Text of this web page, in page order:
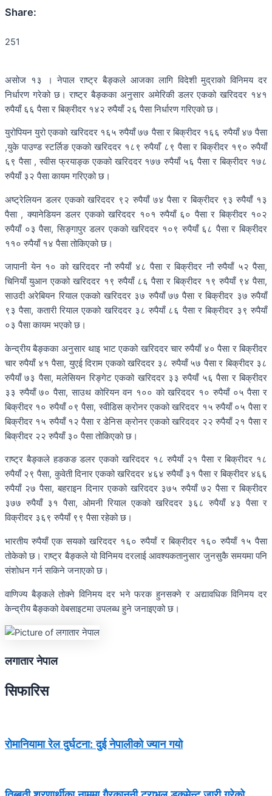
Share:
251
असोज १३ । नेपाल राष्ट्र बैङ्कले आजका लागि विदेशी मुद्राको विनिमय दर
निर्धारण गरेको छ। राष्ट्र बैङ्कका अनुसार अमेरिकी डलर एकको खरिददर १४१
रुपैयाँ ६६ पैसा र बिक्रीदर १४२ रुपैयाँ २६ पैसा निर्धारण गरिएको छ।
युरोपियन युरो एकको खरिददर १६५ रुपैयाँ ७७ पैसा र बिक्रीदर १६६ रुपैयाँ ४७ पैसा
,युके पाउण्ड स्टर्लिङ एकको खरिददर १८९ रुपैयाँ ८९ पैसा र बिक्रीदर १९० रुपैयाँ
६९ पैसा , स्वीस फ्रयाङ्क एकको खरिददर १७७ रुपैयाँ ५६ पैसा र बिक्रीदर १७८
रुपैयाँ ३२ पैसा कायम गरिएको छ।
अष्ट्रेलियन डलर एकको खरिददर ९२ रुपैयाँ ७४ पैसा र बिक्रीदर ९३ रुपैयाँ १३
पैसा , क्यानेडियन डलर एकको खरिददर १०१ रुपैयाँ ६० पैसा र बिक्रीदर १०२
रुपैयाँ ०३ पैसा, सिङ्गापुर डलर एकको खरिददर १०९ रुपैयाँ ६८ पैसा र बिक्रीदर
११० रुपैयाँ १४ पैसा तोकिएको छ।
जापानी येन १० को खरिददर नौ रुपैयाँ ४८ पैसा र बिक्रीदर नौ रुपैयाँ ५२ पैसा,
चिनियाँ युआन एकको खरिददर १९ रुपैयाँ ८६ पैसा र बिक्रीदर १९ रुपैयाँ ९४ पैसा,
साउदी अरेबियन रियाल एकको खरिददर ३७ रुपैयाँ ७७ पैसा र बिक्रीदर ३७ रुपैयाँ
९३ पैसा, कतारी रियाल एकको खरिददर ३८ रुपैयाँ ८६ पैसा र बिक्रीदर ३९ रुपैयाँ
०३ पैसा कायम भएको छ।
केन्द्रीय बैङ्कका अनुसार थाइ भाट एकको खरिददर चार रुपैयाँ ४० पैसा र बिक्रीदर
चार रुपैयाँ ४१ पैसा, युएई दिराम एकको खरिददर ३८ रुपैयाँ ५७ पैसा र बिक्रीदर ३८
रुपैयाँ ७३ पैसा, मलेसियन रिङ्गेट एकको खरिददर ३३ रुपैयाँ ५६ पैसा र बिक्रीदर
३३ रुपैयाँ ७० पैसा, साउथ कोरियन वन १०० को खरिददर १० रुपैयाँ ०५ पैसा र
बिक्रीदर १० रुपैयाँ ०९ पैसा, स्वीडिस क्रोनर एकको खरिददर १५ रुपैयाँ ०५ पैसा र
बिक्रीदर १५ रुपैयाँ १२ पैसा र डेनिस क्रोनर एकको खरिददर २२ रुपैयाँ २१ पैसा र
बिक्रीदर २२ रुपैयाँ ३० पैसा तोकिएको छ।
राष्ट्र बैङ्कले हङकङ डलर एकको खरिददर १८ रुपैयाँ २१ पैसा र बिक्रीदर १८
रुपैयाँ २९ पैसा, कुवेती दिनार एकको खरिददर ४६४ रुपैयाँ ३१ पैसा र बिक्रीदर ४६६
रुपैयाँ २७ पैसा, बहराइन दिनार एकको खरिददर ३७५ रुपैयाँ ७२ पैसा र बिक्रीदर
३७७ रुपैयाँ ३१ पैसा, ओमनी रियाल एकको खरिददर ३६८ रुपैयाँ ४३ पैसा र
विक्रीदर ३६९ रुपैयाँ ९९ पैसा रहेको छ।
भारतीय रुपैयाँ एक सयको खरिददर १६० रुपैयाँ र बिक्रीदर १६० रुपैयाँ १५ पैसा
तोकेको छ। राष्ट्र बैङ्कले यो विनिमय दरलाई आवश्यकतानुसार जुनसुकै समयमा पनि
संशोधन गर्न सकिने जनाएको छ।
वाणिज्य बैङ्कले तोक्ने विनिमय दर भने फरक हुनसक्ने र अद्यावधिक विनिमय दर
केन्द्रीय बैङ्कको वेबसाइटमा उपलब्ध हुने जनाइएको छ।
लगातार नेपाल
सिफारिस
रोमानियामा रेल दुर्घटना: दुई नेपालीको ज्यान गयो